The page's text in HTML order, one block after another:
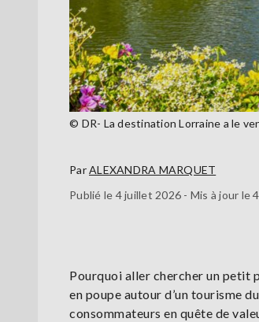
© DR- La destination Lorraine a le
ParALEXANDRA MARQUET
Publié le 4 juillet 2026 - Mis à jour le
Pourquoi aller chercher un petit
en poupe autour d’un tourisme
consommateurs en quête de